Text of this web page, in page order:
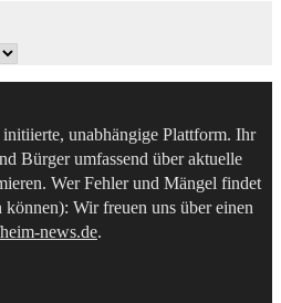
unabhängige Plattform. Ihr
Bürger umfassend über aktuelle
Wer Fehler und Mängel findet
Wir freuen uns über einen
news.de.